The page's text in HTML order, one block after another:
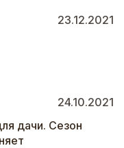
23.12.2021
24.10.2021
дачи. Сезон